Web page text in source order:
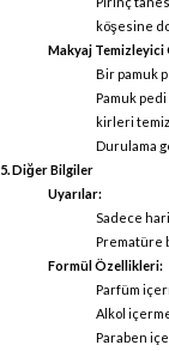
köşesine
Makyaj Temizleyici
Bir pamuk
Pamuk
kirleri
Durulama
5. Diğer Bilgiler
Uyarılar:
Sadece
Prematüre
Formül Özellikleri:
Parfüm
Alkol
Paraben